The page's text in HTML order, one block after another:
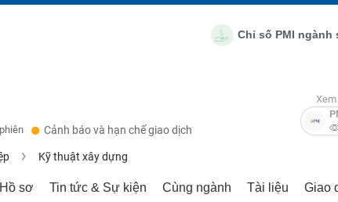
Chỉ số PMI ngành sản
Cảnh báo và hạn chế giao dịch
Kỹ thuật xây dựng
Hồ sơ Tin tức & Sự kiện Cùng ngành Tài liệu Giao